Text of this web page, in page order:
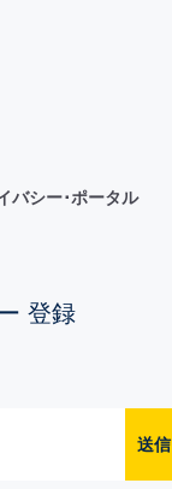
バシー･ポータル
登録
送信